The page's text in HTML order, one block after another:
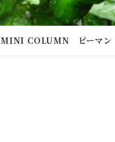
MINI COLUMN ピーマン